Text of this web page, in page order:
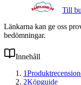
Till
Länkarna kan ge oss
bedömningar.
Innehåll
1
2Köpguide